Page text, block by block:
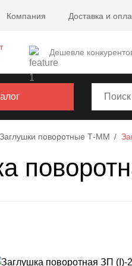
Компания Доставка и
Дешевле
Заглушки поворотные Т-ММ